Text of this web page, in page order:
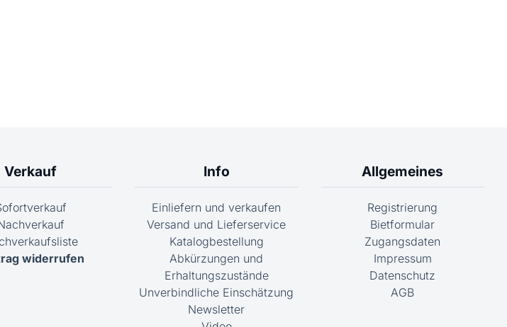
Verkauf
widerrufen
Info
Einliefern und verkaufen
Versand und Lieferservice
Katalogbestellung
Abkürzungen und
Erhaltungszustände
Unverbindliche Einschätzung
Newsletter
Allgemeines
Registrierung
Bietformular
Zugangsdaten
Impressum
Datenschutz
AGB